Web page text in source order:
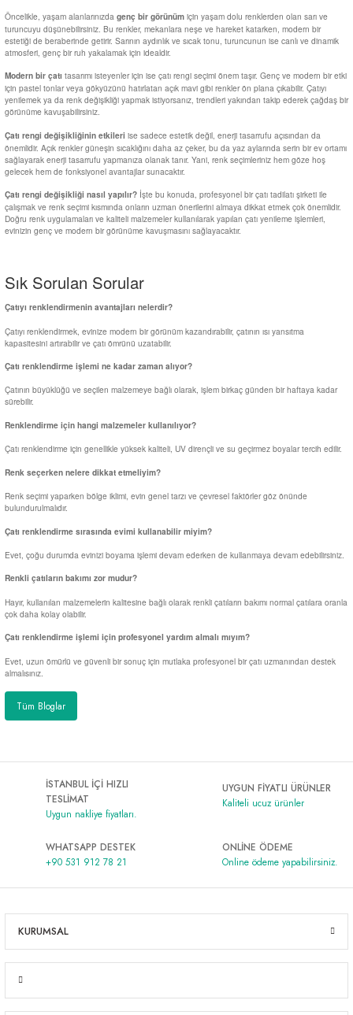
Öncelikle, yaşam alanlarınızda genç bir görünüm için yaşam dolu renklerden olan sarı ve
turuncuyu düşünebilirsiniz. Bu renkler, mekanlara neşe ve hareket katarken, modern bir
estetiği de beraberinde getirir. Sarının aydınlık ve sıcak tonu, turuncunun ise canlı ve dinamik
atmosferi, genç bir ruh yakalamak için idealdir.
Modern bir çatı tasarımı isteyenler için ise çatı rengi seçimi önem taşır. Genç ve modern bir etki
için pastel tonlar veya gökyüzünü hatırlatan açık mavi gibi renkler ön plana çıkabilir. Çatıyı
yenilemek ya da renk değişikliği yapmak istiyorsanız, trendleri yakından takip ederek çağdaş bir
görünüme kavuşabilirsiniz.
Çatı rengi değişikliğinin etkileri ise sadece estetik değil, enerji tasarrufu açısından da
önemlidir. Açık renkler güneşin sıcaklığını daha az çeker, bu da yaz aylarında serin bir ev ortamı
sağlayarak enerji tasarrufu yapmanıza olanak tanır. Yani, renk seçimleriniz hem göze hoş
gelecek hem de fonksiyonel avantajlar sunacaktır.
Çatı rengi değişikliği nasıl yapılır? İşte bu konuda, profesyonel bir çatı tadilatı şirketi ile
çalışmak ve renk seçimi kısmında onların uzman önerilerini almaya dikkat etmek çok önemlidir.
Doğru renk uygulamaları ve kaliteli malzemeler kullanılarak yapılan çatı yenileme işlemleri,
evinizin genç ve modern bir görünüme kavuşmasını sağlayacaktır.
Sık Sorulan Sorular
Çatıyı renklendirmenin avantajları nelerdir?
Çatıyı renklendirmek, evinize modern bir görünüm kazandırabilir, çatının ısı yansıtma
kapasitesini artırabilir ve çatı ömrünü uzatabilir.
Çatı renklendirme işlemi ne kadar zaman alıyor?
Çatının büyüklüğü ve seçilen malzemeye bağlı olarak, işlem birkaç günden bir haftaya kadar
sürebilir.
Renklendirme için hangi malzemeler kullanılıyor?
Çatı renklendirme için genellikle yüksek kaliteli, UV dirençli ve su geçirmez boyalar tercih edilir.
Renk seçerken nelere dikkat etmeliyim?
Renk seçimi yaparken bölge iklimi, evin genel tarzı ve çevresel faktörler göz önünde
bulundurulmalıdır.
Çatı renklendirme sırasında evimi kullanabilir miyim?
Evet, çoğu durumda evinizi boyama işlemi devam ederken de kullanmaya devam edebilirsiniz.
Renkli çatıların bakımı zor mudur?
Hayır, kullanılan malzemelerin kalitesine bağlı olarak renkli çatıların bakımı normal çatılara oranla
çok daha kolay olabilir.
Çatı renklendirme işlemi için profesyonel yardım almalı mıyım?
Evet, uzun ömürlü ve güvenli bir sonuç için mutlaka profesyonel bir çatı uzmanından destek
almalısınız.
Tüm Bloglar
İSTANBUL İÇİ HIZLI
TESLİMAT
Uygun nakliye fiyatları.
UYGUN FİYATLI ÜRÜNLER
Kaliteli ucuz ürünler
WHATSAPP DESTEK
+90 531 912 78 21
ONLİNE ÖDEME
Online ödeme yapabilirsiniz.
KURUMSAL